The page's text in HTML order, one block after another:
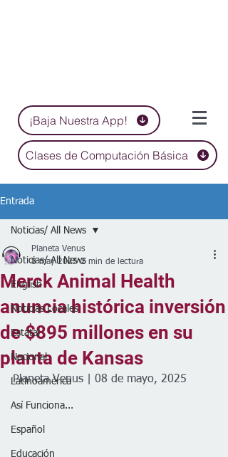
¡Baja Nuestra App!
Clases de Computación Básica
Entrada
Noticias/ All News
English
Noticias Locales
Estatal
Nacional
Latinoamérica
Así Funciona...
Español
Educación
Noticias/ All News
Merck Animal Health
anuncia histórica inversión
de $895 millones en su
planta de Kansas
Planeta Venus
8 may 2025 2 min de lectura
Planeta Venus | 08 de mayo, 2025